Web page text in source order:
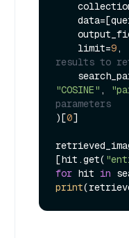
    limit=
9 ,
results to
"COSINE" ,
parameters
)[0]
[hit.get(
for hit in
print